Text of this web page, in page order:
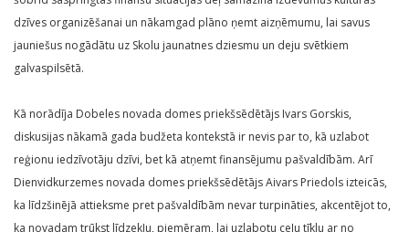
dzīves organizēšanai un nākamgad plāno ņemt aizņēmumu, lai savus
jauniešus nogādātu uz Skolu jaunatnes dziesmu un deju svētkiem
galvaspilsētā.
Kā norādīja Dobeles novada domes priekšsēdētājs Ivars Gorskis,
diskusijas nākamā gada budžeta kontekstā ir nevis par to, kā uzlabot
reģionu iedzīvotāju dzīvi, bet kā atņemt finansējumu pašvaldībām. Arī
Dienvidkurzemes novada domes priekšsēdētājs Aivars Priedols izteicās,
ka līdzšinējā attieksme pret pašvaldībām nevar turpināties, akcentējot to,
ka novadam trūkst līdzekļu, piemēram, lai uzlabotu ceļu tīklu ar no